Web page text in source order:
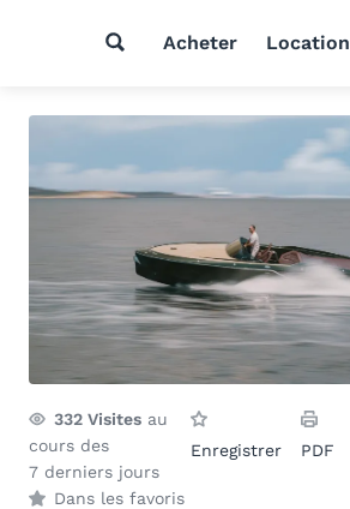
Acheter Location
332 Visites au
cours des
7 derniers jours
Dans les favoris
Enregistrer PDF